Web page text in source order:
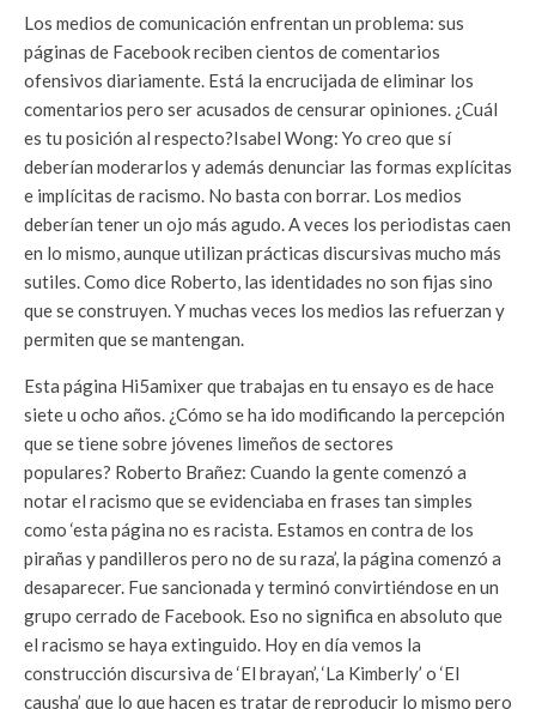
Los medios de comunicación enfrentan un problema: sus
páginas de Facebook reciben cientos de comentarios
ofensivos diariamente. Está la encrucijada de eliminar los
comentarios pero ser acusados de censurar opiniones. ¿Cuál
es tu posición al respecto?Isabel Wong: Yo creo que sí
deberían moderarlos y además denunciar las formas explícitas
e implícitas de racismo. No basta con borrar. Los medios
deberían tener un ojo más agudo. A veces los periodistas caen
en lo mismo, aunque utilizan prácticas discursivas mucho más
sutiles. Como dice Roberto, las identidades no son fijas sino
que se construyen. Y muchas veces los medios las refuerzan y
permiten que se mantengan.
Esta página Hi5amixer que trabajas en tu ensayo es de hace
siete u ocho años. ¿Cómo se ha ido modificando la percepción
que se tiene sobre jóvenes limeños de sectores
populares? Roberto Brañez: Cuando la gente comenzó a
notar el racismo que se evidenciaba en frases tan simples
como ‘esta página no es racista. Estamos en contra de los
pirañas y pandilleros pero no de su raza’, la página comenzó a
desaparecer. Fue sancionada y terminó convirtiéndose en un
grupo cerrado de Facebook. Eso no significa en absoluto que
el racismo se haya extinguido. Hoy en día vemos la
construcción discursiva de ‘El brayan’, ‘La Kimberly’ o ‘El
causha’ que lo que hacen es tratar de reproducir lo mismo pero